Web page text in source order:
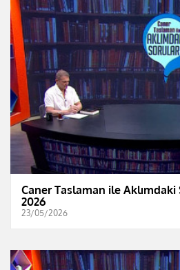
Caner Taslaman ile Aklımdaki
2026
23/05/2026